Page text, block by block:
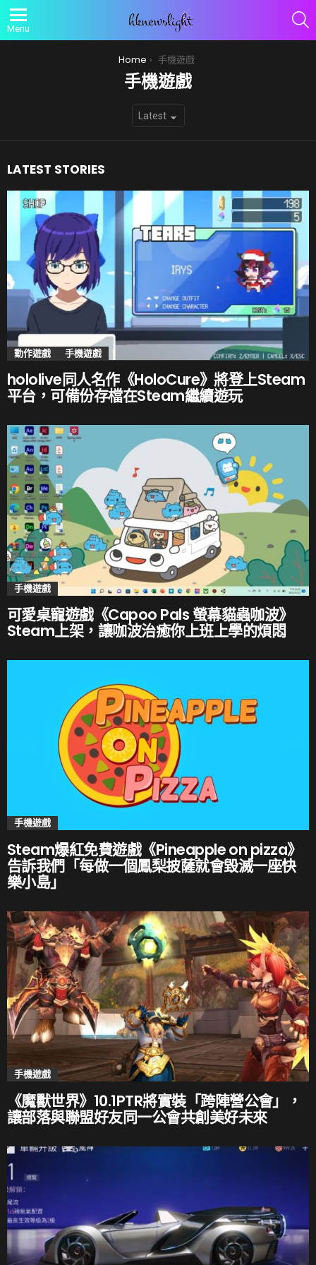
Menu
Home 手機遊戲
手機遊戲
LATEST STORIES
動作遊戲 手機遊戲
hololive同人名作《HoloCure》將登上Steam
平台，可備份存檔在Steam繼續遊玩
手機遊戲
可愛桌寵遊戲《Capoo Pals 螢幕貓蟲咖波》
Steam上架，讓咖波治癒你上班上學的煩悶
手機遊戲
Steam爆紅免費遊戲《Pineapple on pizza》
告訴我們「每做一個鳳梨披薩就會毀滅一座快
樂小島」
手機遊戲
《魔獸世界》10.1PTR將實裝「跨陣營公會」，
讓部落與聯盟好友同一公會共創美好未來